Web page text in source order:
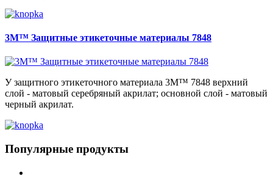
3M™ Защитные этикеточные материалы 7848
У защитного этикеточного материала 3М™ 7848 верхний
слой - матовый серебряный акрилат; основной слой - матовый
черный акрилат.
Популярные продукты